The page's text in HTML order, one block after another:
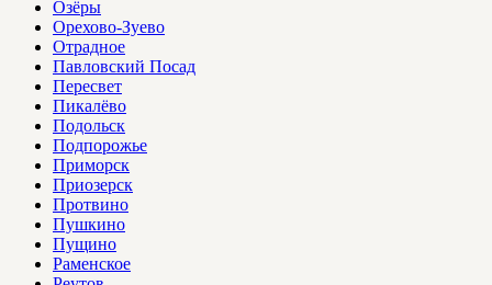
Озёры
Орехово-Зуево
Отрадное
Павловский Посад
Пересвет
Пикалёво
Подольск
Подпорожье
Приморск
Приозерск
Протвино
Пушкино
Пущино
Раменское